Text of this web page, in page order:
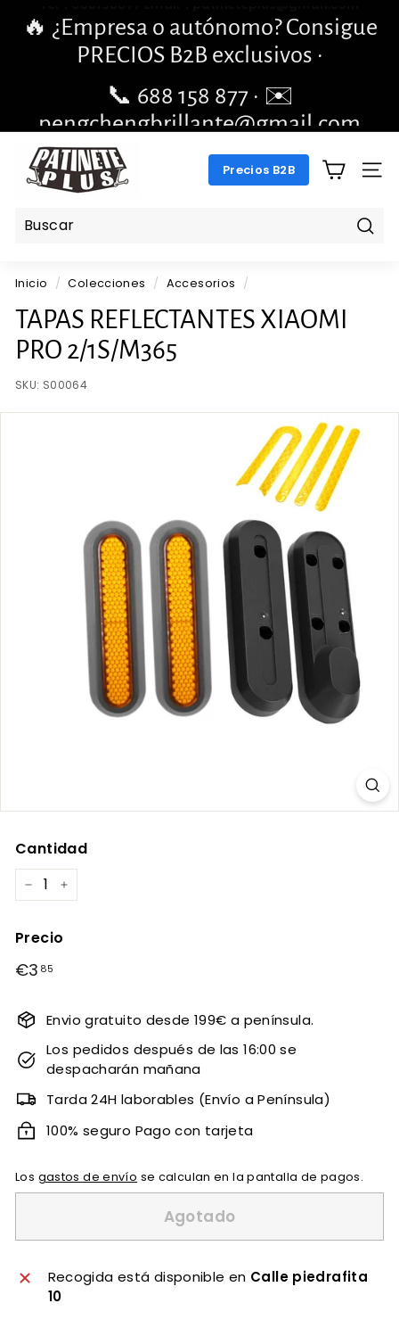
directamente
diapositivas
pausa
🔥 ¿Empresa o autónomo? Consigue
PRECIOS B2B exclusivos ·
📞 688 158 877 · ✉️
pengchengbrillante@gmail.com
A
T
E
P
L
U
S.
Precios B2B
Inicio / Colecciones / Accesorios /
TAPAS REFLECTANTES XIAOMI
PRO 2/1S/M365
SKU: S00064
Cantidad
− +
Precio
Precio
€3 85
Envio gratuito desde 199€ a península.
Los pedidos después de las 16:00 se
despacharán mañana
Tarda 24H laborables (Envío a Península)
100% seguro Pago con tarjeta
Los gastos de envío se calculan en la pantalla de pagos.
Agotado
Recogida está disponible en Calle piedrafita
10